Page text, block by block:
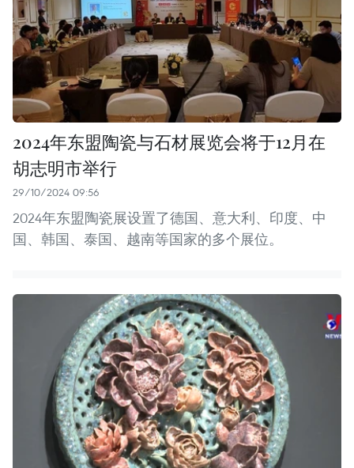
2024年东盟陶瓷与石材展览会将于12月在
胡志明市举行
29/10/2024 09:56
2024年东盟陶瓷展设置了德国、意大利、印度、中
国、韩国、泰国、越南等国家的多个展位。